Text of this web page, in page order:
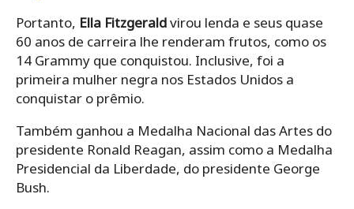
Portanto, Ella Fitzgeraldvirou lenda e seus quase
60 anos de carreira lhe renderam frutos, como os
14 Grammy que conquistou. Inclusive, foi a
primeira mulher negra nos Estados Unidos a
conquistar o prêmio.
Também ganhou a Medalha Nacional das Artes do
presidente Ronald Reagan, assim como a Medalha
Presidencial da Liberdade, do presidente George
Bush.